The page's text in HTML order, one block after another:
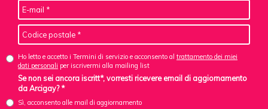
Ho letto e accetto i Termini di servizio e acconsento al trattamento dei miei
dati personali per iscrivermi alla mailing list
Se non sei ancora iscritt*, vorresti ricevere email di aggiornamento
da Arcigay? *
Sì, acconsento alle mail di aggiornamento